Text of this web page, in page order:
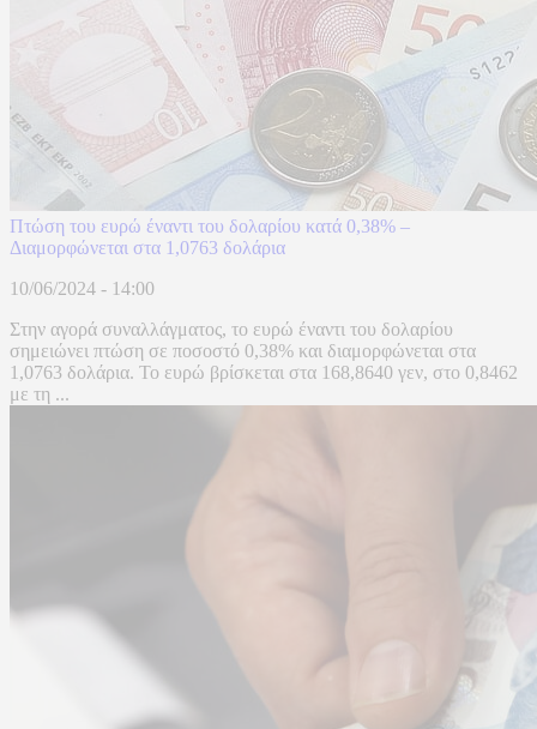
Πτώση του ευρώ έναντι του δολαρίου κατά 0,38% –
Διαμορφώνεται στα 1,0763 δολάρια
10/06/2024 - 14:00
Στην αγορά συναλλάγματος, το ευρώ έναντι του δολαρίου
σημειώνει πτώση σε ποσοστό 0,38% και διαμορφώνεται στα
1,0763 δολάρια. Το ευρώ βρίσκεται στα 168,8640 γεν, στο 0,8462
με τη ...